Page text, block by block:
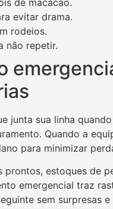
de macacão.
evitar drama.
rodeios.
não repetir.
junta sua linha
Quando a
para minimizar
estoques de
emergencial traz
sem surpresas